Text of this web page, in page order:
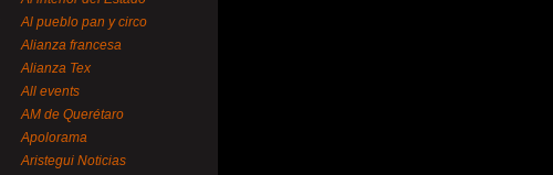
Al pueblo pan y circo
Alianza francesa
Alianza Tex
All events
AM de Querétaro
Apolorama
Aristegui Noticias